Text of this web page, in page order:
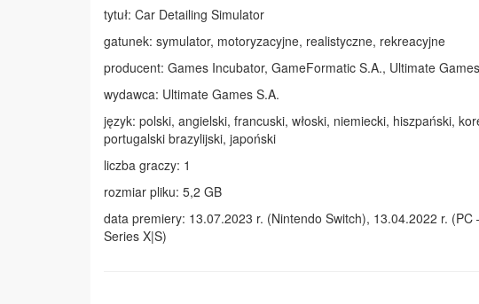
tytuł: Car Detailing Simulator
gatunek: symulator, motoryzacyjne, realistyczne, rekreacyjne
producent: Games Incubator, GameFormatic S.A., Ultimate
wydawca: Ultimate Games S.A.
język: polski, angielski, francuski, włoski, niemiecki, hiszpański,
portugalski brazylijski, japoński
liczba graczy: 1
rozmiar pliku: 5,2 GB
data premiery: 13.07.2023 r. (Nintendo Switch), 13.04.2022 r.
Series X|S)